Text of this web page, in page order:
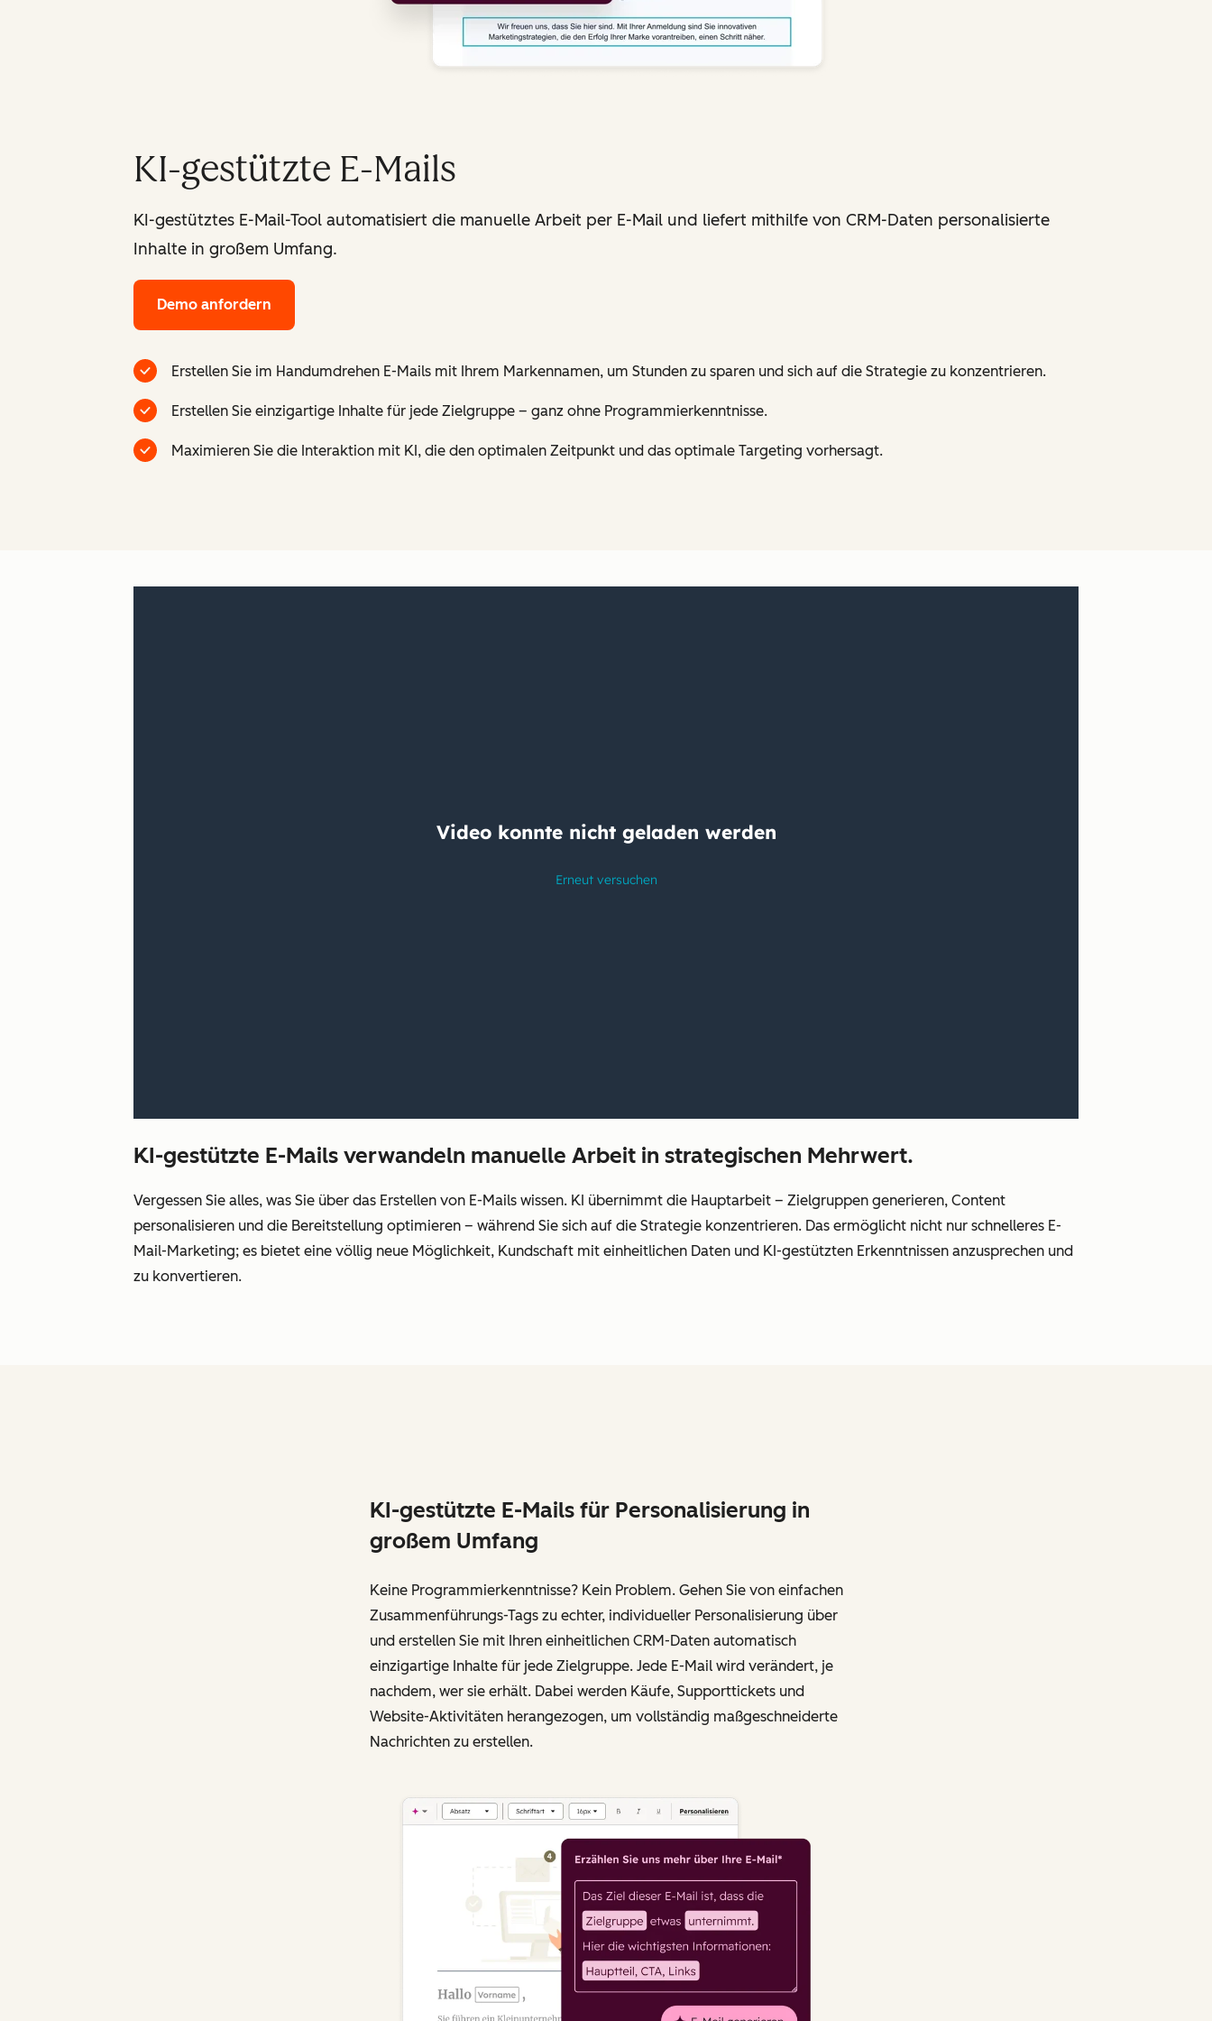
KI-gestützte E-Mails
KI-gestütztes E-Mail-Tool automatisiert die manuelle Arbeit per E-Mail und liefert mithilfe von CRM-Daten personalisierte
Inhalte in großem Umfang.
Demo anfordern
Erstellen Sie im Handumdrehen E-Mails mit Ihrem Markennamen, um Stunden zu sparen und sich auf die Strategie zu konzentrieren.
Erstellen Sie einzigartige Inhalte für jede Zielgruppe – ganz ohne Programmierkenntnisse.
Maximieren Sie die Interaktion mit KI, die den optimalen Zeitpunkt und das optimale Targeting vorhersagt.
KI-gestützte E-Mails verwandeln manuelle Arbeit in strategischen Mehrwert.
Vergessen Sie alles, was Sie über das Erstellen von E-Mails wissen. KI übernimmt die Hauptarbeit – Zielgruppen generieren, Content
personalisieren und die Bereitstellung optimieren – während Sie sich auf die Strategie konzentrieren. Das ermöglicht nicht nur schnelleres E-
Mail-Marketing; es bietet eine völlig neue Möglichkeit, Kundschaft mit einheitlichen Daten und KI-gestützten Erkenntnissen anzusprechen und
zu konvertieren.
KI-gestützte E-Mails für Personalisierung in
großem Umfang
Keine Programmierkenntnisse? Kein Problem. Gehen Sie von einfachen
Zusammenführungs-Tags zu echter, individueller Personalisierung über
und erstellen Sie mit Ihren einheitlichen CRM-Daten automatisch
einzigartige Inhalte für jede Zielgruppe. Jede E-Mail wird verändert, je
nachdem, wer sie erhält. Dabei werden Käufe, Supporttickets und
Website-Aktivitäten herangezogen, um vollständig maßgeschneiderte
Nachrichten zu erstellen.